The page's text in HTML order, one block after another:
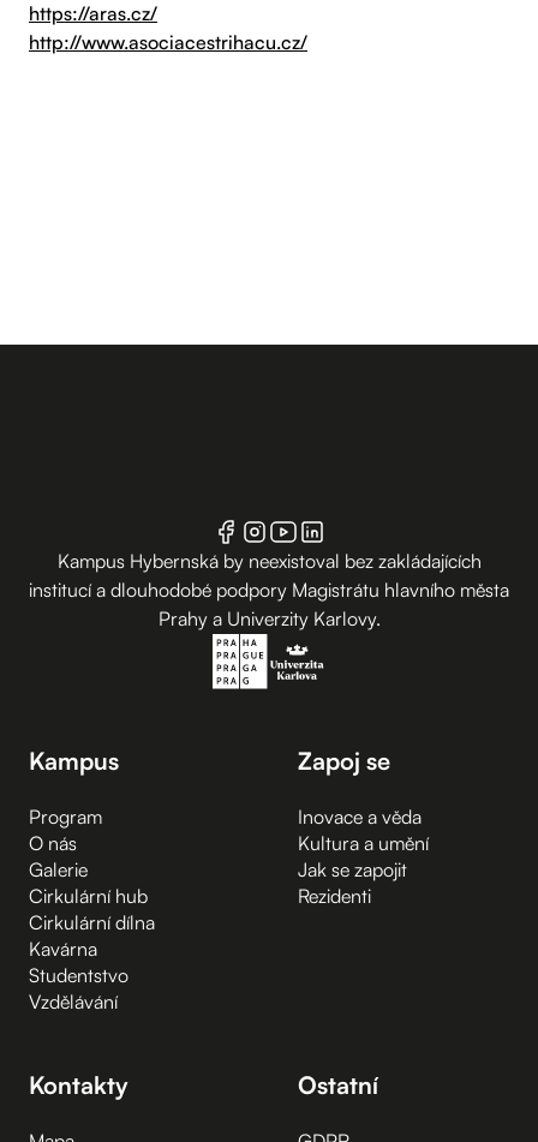
https://aras.cz/
http://www.asociacestrihacu.cz/
Kampus Hybernská by neexistoval bez zakládajících
institucí a dlouhodobé podpory Magistrátu hlavního města
Prahy a Univerzity Karlovy.
Kampus
Program
O nás
Galerie
Cirkulární hub
Cirkulární dílna
Kavárna
Studentstvo
Vzdělávání
Zapoj se
Inovace a věda
Kultura a umění
Jak se zapojit
Rezidenti
Kontakty Ostatní